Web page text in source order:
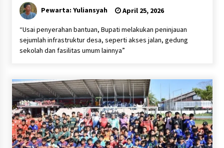
Pewarta: Yuliansyah April 25, 2026
“Usai penyerahan bantuan, Bupati melakukan peninjauan
sejumlah infrastruktur desa, seperti akses jalan, gedung
sekolah dan fasilitas umum lainnya”